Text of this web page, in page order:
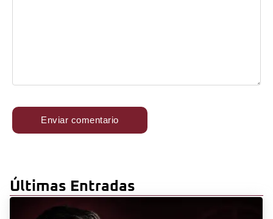
Últimas Entradas